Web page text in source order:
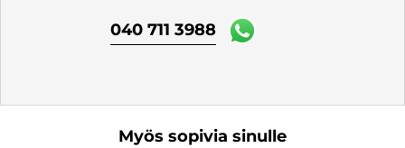
040 711 3988
Myös sopivia sinulle